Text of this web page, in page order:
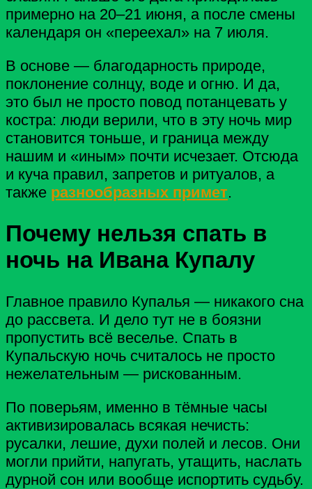
примерно на 20–21 июня, а после смены
календаря он «переехал» на 7 июля.
В основе — благодарность природе,
поклонение солнцу, воде и огню. И да,
это был не просто повод потанцевать у
костра: люди верили, что в эту ночь мир
становится тоньше, и граница между
нашим и «иным» почти исчезает. Отсюда
и куча правил, запретов и ритуалов, а
также разнообразных примет.
Почему нельзя спать в
ночь на Ивана Купалу
Главное правило Купалья — никакого сна
до рассвета. И дело тут не в боязни
пропустить всё веселье. Спать в
Купальскую ночь считалось не просто
нежелательным — рискованным.
По поверьям, именно в тёмные часы
активизировалась всякая нечисть:
русалки, лешие, духи полей и лесов. Они
могли прийти, напугать, утащить, наслать
дурной сон или вообще испортить судьбу.